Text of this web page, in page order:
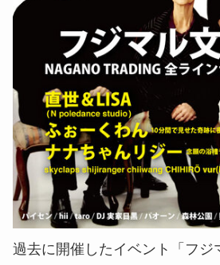
過去に開催したイベント「フジ